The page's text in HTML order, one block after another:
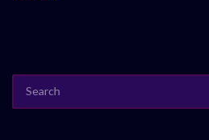
FOR: